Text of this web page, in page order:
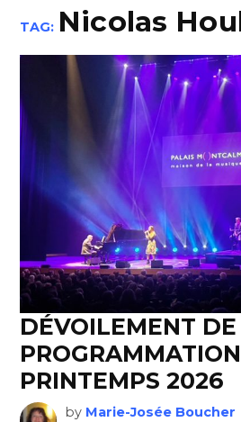
TAG: Nicolas
DÉVOILEMENT
PRINTEMPS 2026
by Marie-Josée Boucher